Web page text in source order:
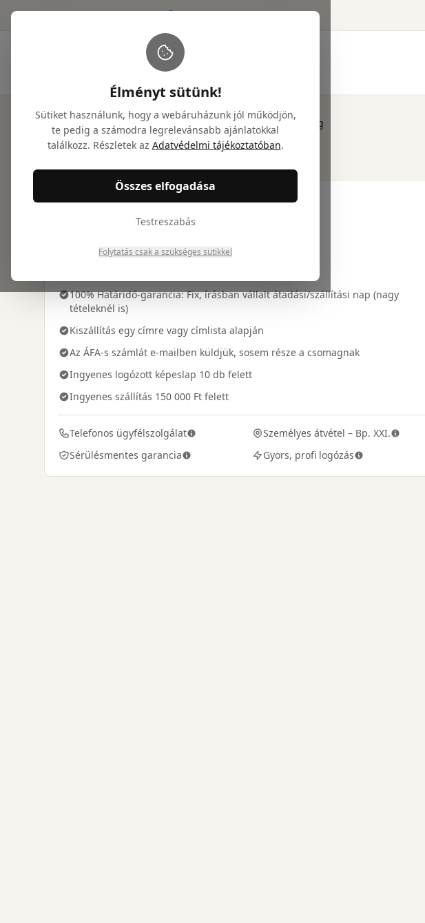
info@nicetogiveyou.com +36 20 946 9486
Főoldal / Ajándékcsomagok / Jägermeister ajándékcsomag
Miért válassz minket?
Prémium, mágneszáras díszdobozos csomagolás
Cégek számára logózott ajándékdoboz is kérhető
100% Határidő-garancia: Fix, írásban vállalt átadási/szállítási nap (nagy
tételeknél is)
Kiszállítás egy címre vagy címlista alapján
Az ÁFA-s számlát e-mailben küldjük, sosem része a csomagnak
Ingyenes logózott képeslap 10 db felett
Ingyenes szállítás 150 000 Ft felett
Telefonos ügyfélszolgálat
Személyes átvétel – Bp. XXI.
Sérülésmentes garancia
Gyors, profi logózás
Élményt sütünk!
Sütiket használunk, hogy a webáruházunk jól működjön,
te pedig a számodra legrelevánsabb ajánlatokkal
találkozz. Részletek az Adatvédelmi tájékoztatóban.
Összes elfogadása
Testreszabás
Folytatás csak a szükséges sütikkel